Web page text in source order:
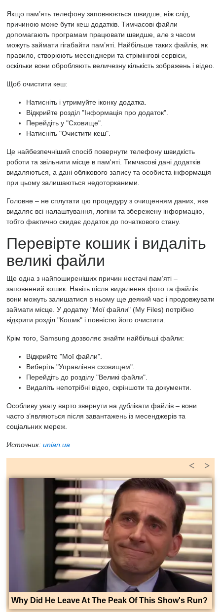
Якщо пам’ять телефону заповнюється швидше, ніж слід,
причиною може бути кеш додатків. Тимчасові файли
допомагають програмам працювати швидше, але з часом
можуть займати гігабайти пам’яті. Найбільше таких файлів, як
правило, створюють месенджери та стрімінгові сервіси,
оскільки вони обробляють величезну кількість зображень і відео.
Щоб очистити кеш:
Натисніть і утримуйте іконку додатка.
Відкрийте розділ "Інформація про додаток".
Перейдіть у "Сховище".
Натисніть "Очистити кеш".
Це найбезпечніший спосіб повернути телефону швидкість
роботи та звільнити місце в пам'яті. Тимчасові дані додатків
видаляються, а дані облікового запису та особиста інформація
при цьому залишаються недоторканими.
Головне – не сплутати цю процедуру з очищенням даних, яке
видаляє всі налаштування, логіни та збережену інформацію,
тобто фактично скидає додаток до початкового стану.
Перевірте кошик і видаліть
великі файли
Ще одна з найпоширеніших причин нестачі пам’яті –
заповнений кошик. Навіть після видалення фото та файлів
вони можуть залишатися в ньому ще деякий час і продовжувати
займати місце. У додатку "Мої файли" (My Files) потрібно
відкрити розділ "Кошик" і повністю його очистити.
Крім того, Samsung дозволяє знайти найбільші файли:
Відкрийте "Мої файли".
Виберіть "Управління сховищем".
Перейдіть до розділу "Великі файли".
Видаліть непотрібні відео, скріншоти та документи.
Особливу увагу варто звернути на дублікати файлів – вони
часто з’являються після завантажень із месенджерів та
соціальних мереж.
Источник: unian.ua
>
<
Why Did He Leave At The Peak Of This Show's Run?